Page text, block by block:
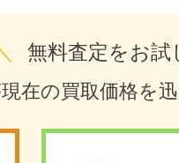
無料査定をお試
在の買取価格を